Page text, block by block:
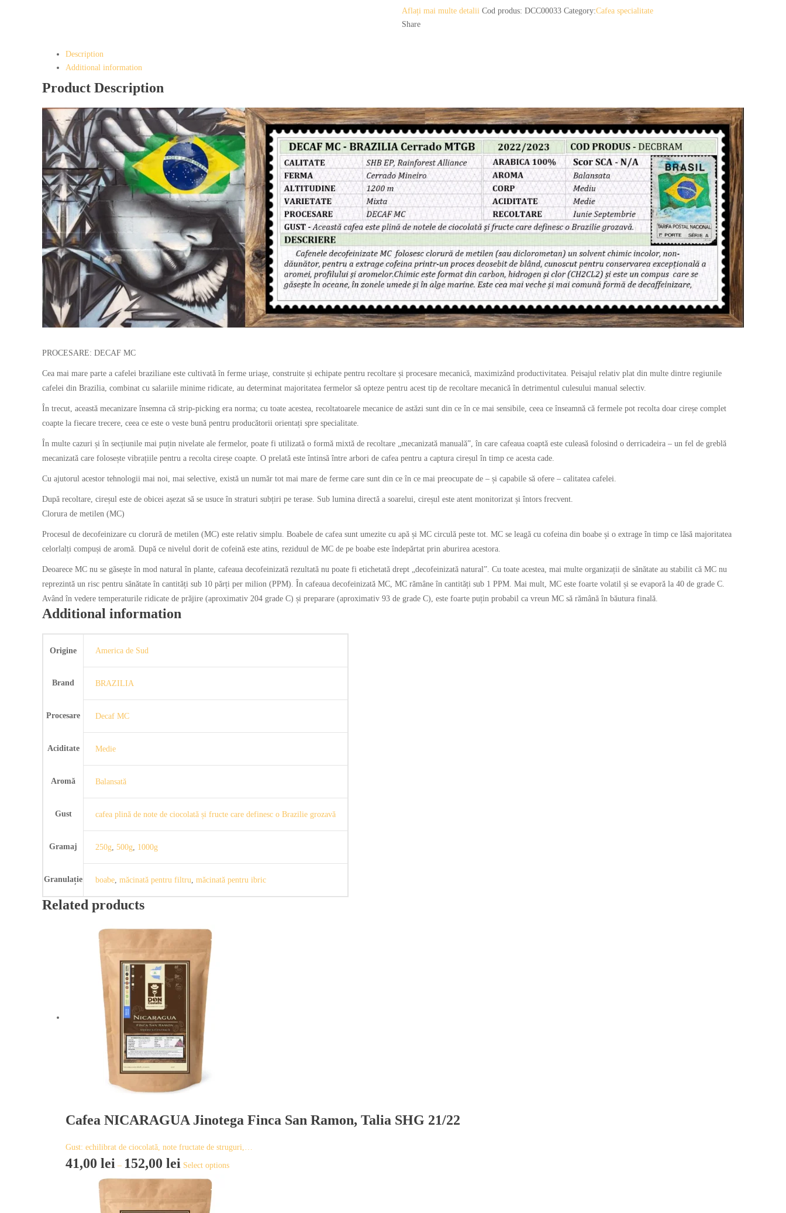
Aflați mai multe detalii Cod produs: DCC00033 Category:Cafea specialitate
Share
Description
Additional information
Product Description
PROCESARE: DECAF MC
Cea mai mare parte a cafelei braziliane este cultivată în ferme uriașe, construite și echipate pentru recoltare și procesare mecanică, maximizând productivitatea. Peisajul relativ plat din multe dintre regiunile
cafelei din Brazilia, combinat cu salariile minime ridicate, au determinat majoritatea fermelor să opteze pentru acest tip de recoltare mecanică în detrimentul culesului manual selectiv.
În trecut, această mecanizare însemna că strip-picking era norma; cu toate acestea, recoltatoarele mecanice de astăzi sunt din ce în ce mai sensibile, ceea ce înseamnă că fermele pot recolta doar cireșe complet
coapte la fiecare trecere, ceea ce este o veste bună pentru producătorii orientați spre specialitate.
În multe cazuri și în secțiunile mai puțin nivelate ale fermelor, poate fi utilizată o formă mixtă de recoltare „mecanizată manuală”, în care cafeaua coaptă este culeasă folosind o derricadeira – un fel de greblă
mecanizată care folosește vibrațiile pentru a recolta cireșe coapte. O prelată este întinsă între arbori de cafea pentru a captura cireșul în timp ce acesta cade.
Cu ajutorul acestor tehnologii mai noi, mai selective, există un număr tot mai mare de ferme care sunt din ce în ce mai preocupate de – și capabile să ofere – calitatea cafelei.
După recoltare, cireșul este de obicei așezat să se usuce în straturi subțiri pe terase. Sub lumina directă a soarelui, cireșul este atent monitorizat și întors frecvent.
Clorura de metilen (MC)
Procesul de decofeinizare cu clorură de metilen (MC) este relativ simplu. Boabele de cafea sunt umezite cu apă și MC circulă peste tot. MC se leagă cu cofeina din boabe și o extrage în timp ce lăsă majoritatea
celorlalți compuși de aromă. După ce nivelul dorit de cofeină este atins, reziduul de MC de pe boabe este îndepărtat prin aburirea acestora.
Deoarece MC nu se găsește în mod natural în plante, cafeaua decofeinizată rezultată nu poate fi etichetată drept „decofeinizată natural”. Cu toate acestea, mai multe organizații de sănătate au stabilit că MC nu
reprezintă un risc pentru sănătate în cantități sub 10 părți per milion (PPM). În cafeaua decofeinizată MC, MC rămâne în cantități sub 1 PPM. Mai mult, MC este foarte volatil și se evaporă la 40 de grade C.
Având în vedere temperaturile ridicate de prăjire (aproximativ 204 grade C) și preparare (aproximativ 93 de grade C), este foarte puțin probabil ca vreun MC să rămână în băutura finală.
Additional information
Origine America de Sud
Brand BRAZILIA
Procesare Decaf MC
Aciditate Medie
Aromă Balansată
Gust cafea plină de note de ciocolată și fructe care definesc o Brazilie grozavă
Gramaj 250g 500g 1000g
Granulație boabe măcinată pentru filtru măcinată pentru ibric
Related products
Cafea NICARAGUA Jinotega Finca San Ramon, Talia SHG 21/22
Gust: echilibrat de ciocolată, note fructate de struguri,…
41,00 lei – 152,00 lei Select options